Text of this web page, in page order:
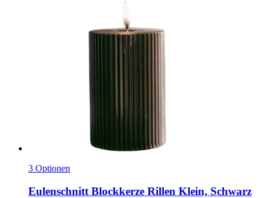
3 Optionen
Eulenschnitt Blockkerze Rillen Klein, Schwarz